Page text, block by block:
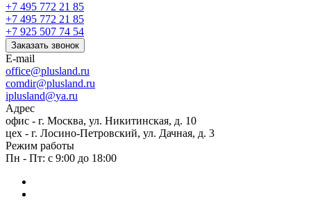
+7 495 772 21 85
+7 495 772 21 85
+7 925 507 74 54
Заказать звонок
E-mail
office@plusland.ru
comdir@plusland.ru
iplusland@ya.ru
Адрес
офис - г. Москва, ул. Никитинская, д. 10
цех - г. Лосино-Петровский, ул. Дачная, д. 3
Режим работы
Пн - Пт: с 9:00 до 18:00